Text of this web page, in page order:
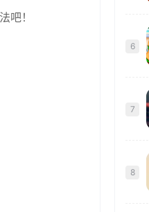
吧！
6
7
8